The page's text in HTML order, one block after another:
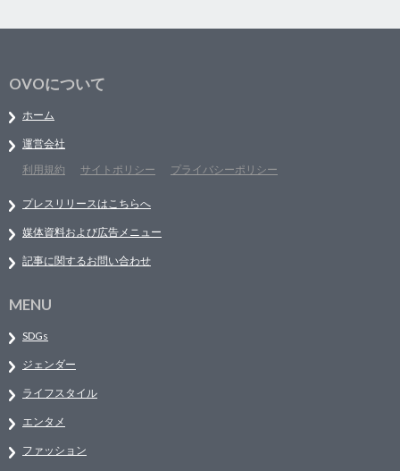
OVOについて
ホーム
運営会社
利用規約
サイトポリシー プライバシーポリシー
プレスリリースはこちらへ
媒体資料および広告メニュー
記事に関するお問い合わせ
MENU
SDGs
ジェンダー
ライフスタイル
エンタメ
ファッション